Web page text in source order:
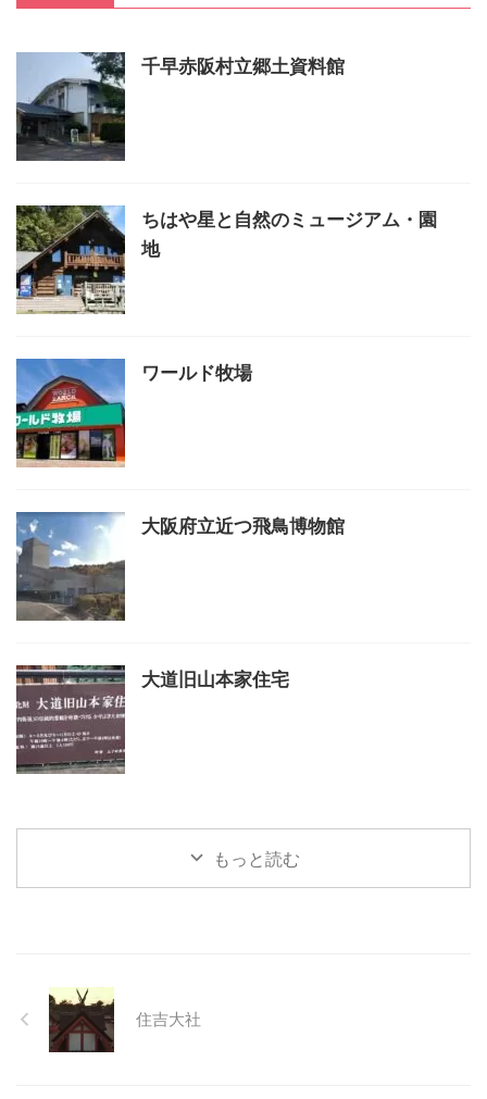
千早赤阪村立郷土資料館
ちはや星と自然のミュージアム・園
地
ワールド牧場
大阪府立近つ飛鳥博物館
大道旧山本家住宅
もっと読む
住吉大社